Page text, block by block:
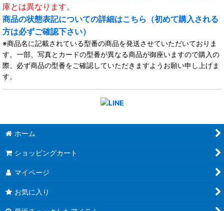
庫とは異なります。
商品の状態表記についての詳細はこちら（初めて購入される
方は必ずご確認下さい）
※商品名に記載されている型番の商品を発送させていただいておりま
す。一部、写真とカードの型番が異なる商品が御座いますので購入の
際、必ず商品の型番をご確認していただきますようお願い申し上げま
す。
ホーム
ショッピングカート
マイページ
お気に入り